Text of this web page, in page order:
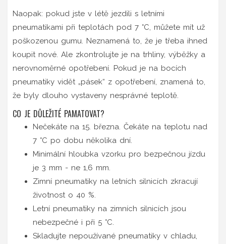
Naopak: pokud jste v létě jezdili s letními
pneumatikami při teplotách pod 7 °C, můžete mít už
poškozenou gumu. Neznamená to, že je třeba ihned
koupit nové. Ale zkontrolujte je na trhliny, výběžky a
nerovnoměrné opotřebení. Pokud je na bocích
pneumatiky vidět „pásek“ z opotřebení, znamená to,
že byly dlouho vystaveny nesprávné teplotě.
CO JE DŮLEŽITÉ PAMATOVAT?
Nečekáte na 15. března. Čekáte na teplotu nad
7 °C po dobu několika dní.
Minimální hloubka vzorku pro bezpečnou jízdu
je 3 mm - ne 1,6 mm.
Zimní pneumatiky na letních silnicích zkracují
životnost o 40 %.
Letní pneumatiky na zimních silnicích jsou
nebezpečné i při 5 °C.
Skladujte nepoužívané pneumatiky v chladu,